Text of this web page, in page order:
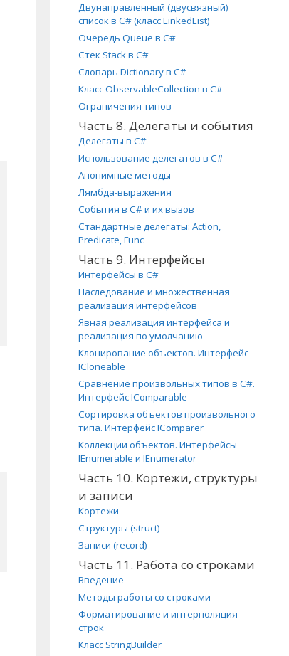
Двунаправленный (двусвязный)
список в C# (класс LinkedList)
Очередь Queue в C#
Стек Stack в C#
Словарь Dictionary в C#
Класс ObservableCollection в C#
Ограничения типов
Часть 8. Делегаты и события
Делегаты в C#
Использование делегатов в C#
Анонимные методы
Лямбда-выражения
События в C# и их вызов
Стандартные делегаты: Action,
Predicate, Func
Часть 9. Интерфейсы
Интерфейсы в C#
Наследование и множественная
реализация интерфейсов
Явная реализация интерфейса и
реализация по умолчанию
Клонирование объектов. Интерфейс
ICloneable
Сравнение произвольных типов в C#.
Интерфейс IComparable
Сортировка объектов произвольного
типа. Интерфейс IComparer
Коллекции объектов. Интерфейсы
IEnumerable и IEnumerator
Часть 10. Кортежи, структуры
и записи
Кортежи
Структуры (struct)
Записи (record)
Часть 11. Работа со строками
Введение
Методы работы со строками
Форматирование и интерполяция
строк
Класс StringBuilder